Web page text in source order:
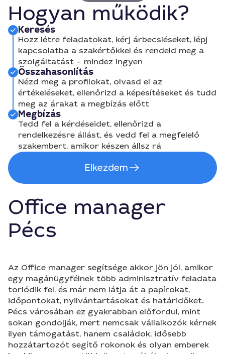
Hogyan működik?
Keresés
Hozz létre feladatokat, kérj árbecsléseket, lépj
kapcsolatba a szakértőkkel és rendeld meg a
szolgáltatást – mindez ingyen
Összahasonlítás
Nézd meg a profilokat, olvasd el az
értékeléseket, ellenőrizd a képesítéseket és tudd
meg az árakat a megbízás előtt
Megbízás
Tedd fel a kérdéseidet, ellenőrizd a
rendelkezésre állást, és vedd fel a megfelelő
szakembert, amikor készen állsz rá
Elkezdem
Office manager
Pécs
Az Office manager segítsége akkor jön jól, amikor
egy magánügyfélnek több adminisztratív feladata
torlódik fel, és már nem látja át a papírokat,
időpontokat, nyilvántartásokat és határidőket.
Pécs városában ez gyakrabban előfordul, mint
sokan gondolják, mert nemcsak vállalkozók kérnek
ilyen támogatást, hanem családok, idősebb
hozzátartozót segítő rokonok és olyan emberek